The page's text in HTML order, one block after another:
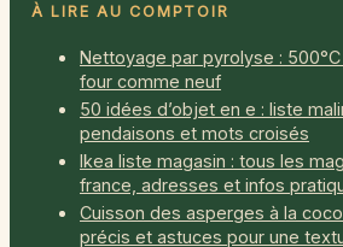
À LIRE AU COMPTOIR
Nettoyage par pyrolyse :
four comme neuf
50 idées d’objet en e : liste
pendaisons et mots croisés
Ikea liste magasin : tous les
france, adresses et infos
Cuisson des asperges à la
précis et astuces pour une